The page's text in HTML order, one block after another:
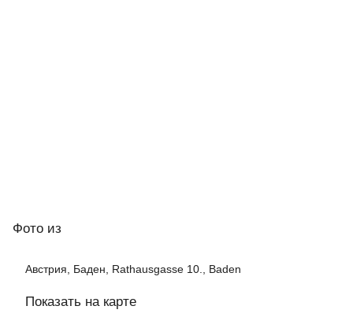
Фото из
Австрия, Баден, Rathausgasse 10., Baden
Показать на карте